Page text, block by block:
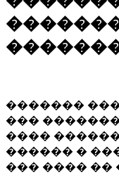
�������
���
����
������ �
��� ���� ��